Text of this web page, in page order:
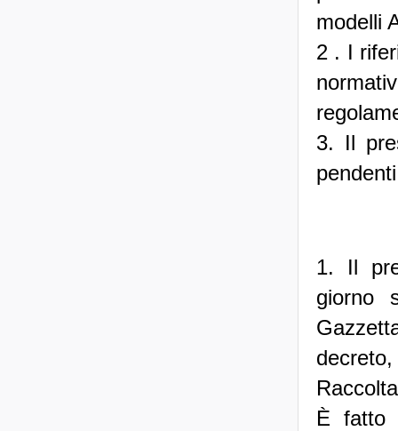
modelli
2 . I
3. Il
1. Il
giorno
È fatto